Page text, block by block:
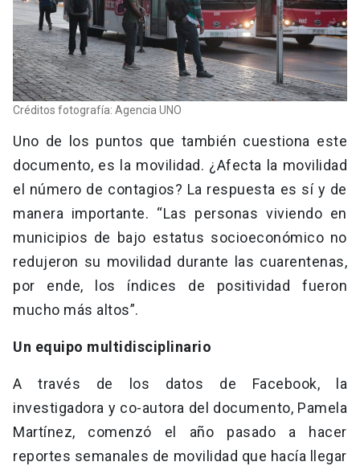
Créditos fotografía: Agencia UNO
Uno de los puntos que también cuestiona este
documento, es la movilidad. ¿Afecta la movilidad
el número de contagios? La respuesta es sí y de
manera importante. “Las personas viviendo en
municipios de bajo estatus socioeconómico no
redujeron su movilidad durante las cuarentenas,
por ende, los índices de positividad fueron
mucho más altos”.
Un equipo multidisciplinario
A través de los datos de Facebook, la
investigadora y co-autora del documento, Pamela
Martínez, comenzó el año pasado a hacer
reportes semanales de movilidad que hacía llegar